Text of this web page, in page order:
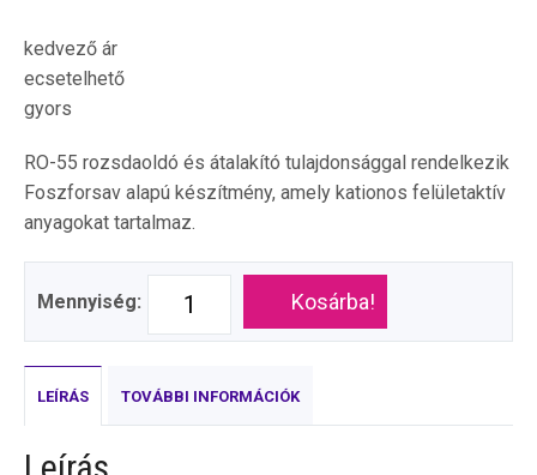
kedvező ár
ecsetelhető
gyors
RO-55 rozsdaoldó és átalakító tulajdonsággal rendelkezik
Foszforsav alapú készítmény, amely kationos felületaktív
anyagokat tartalmaz.
Mennyiség: Kosárba!
LEÍRÁS TOVÁBBI INFORMÁCIÓK